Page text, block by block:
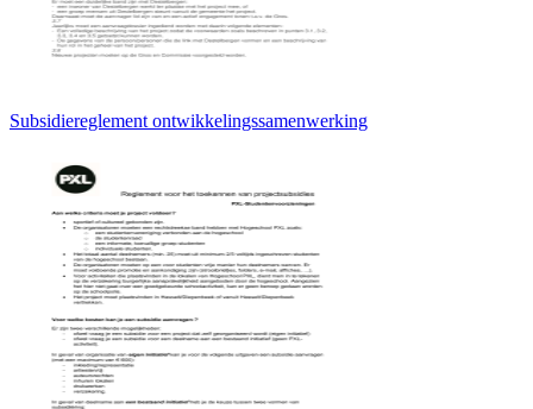
Subsidiereglement ontwikkelingssamenwerking